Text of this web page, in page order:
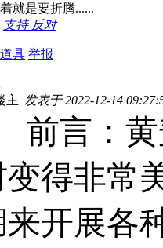
就是要折腾......
支持 反对
具 举报
主| 发表于 2022-12-14
言：黄
变得非常
来开展各